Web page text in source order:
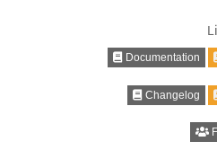
Documentation
Changelog